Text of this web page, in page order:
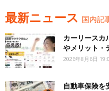
最新ニュース 国内記
カーリースカ
やメリット・
2026年8月6日
自動車保険を